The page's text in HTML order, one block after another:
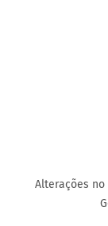
Alterações